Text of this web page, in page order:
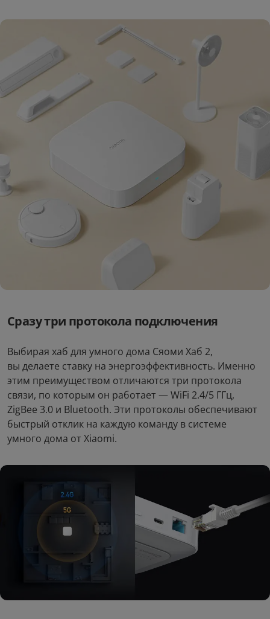
Сразу три протокола подключения
Выбирая хаб для умного дома Сяоми Хаб 2,
вы делаете ставку на энергоэффективность. Именно
этим преимуществом отличаются три протокола
связи, по которым он работает — WiFi 2.4/5 ГГц,
ZigBee 3.0 и Bluetooth. Эти протоколы обеспечивают
быстрый отклик на каждую команду в системе
умного дома от Xiaomi.